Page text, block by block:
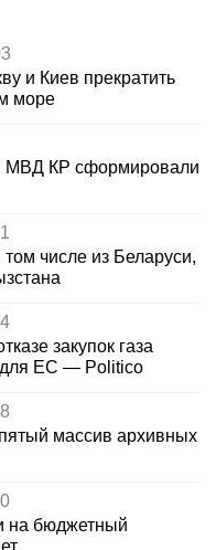
и Киев прекратить
море
МВД КР сформировали
числе из Беларуси,
закупок газа
для ЕС — Politico
массив архивных
на бюджетный